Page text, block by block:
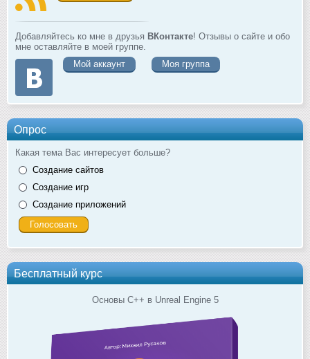
Добавляйтесь ко мне в друзья ВКонтакте! Отзывы о сайте и обо
мне оставляйте в моей группе.
Мой аккаунт
Моя группа
Опрос
Какая тема Вас интересует больше?
Создание сайтов
Создание игр
Создание приложений
Бесплатный курс
Основы C++ в Unreal Engine 5